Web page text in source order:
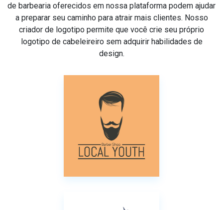
de barbearia oferecidos em nossa plataforma podem ajudar
a preparar seu caminho para atrair mais clientes. Nosso
criador de logotipo permite que você crie seu próprio
logotipo de cabeleireiro sem adquirir habilidades de
design.